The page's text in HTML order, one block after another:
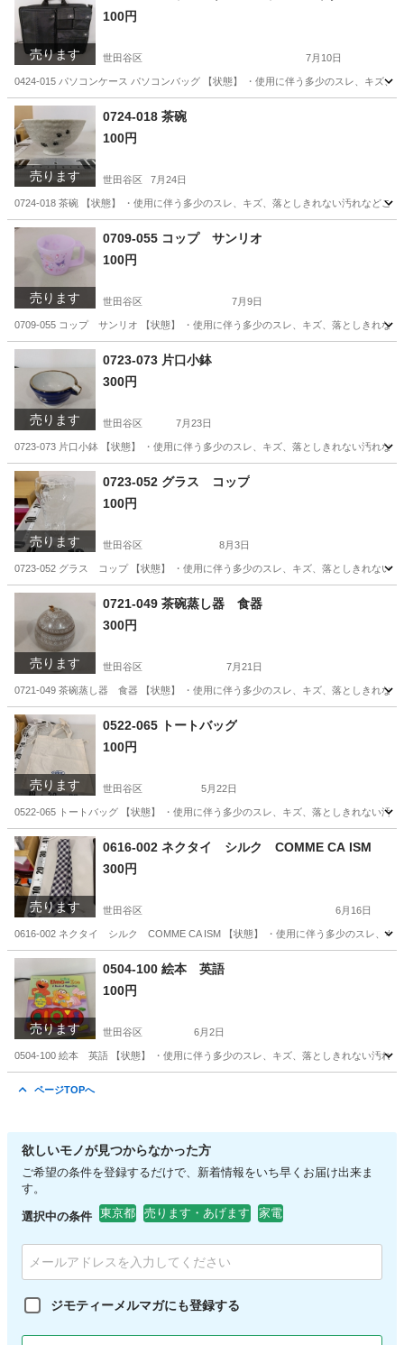
売ります
100円
世田谷区 7月10日
0424-015 パソコンケース パソコンバッグ 【状態】 ・使用に伴う多少のスレ、キズ
服/ファッション
売ります
0724-018 茶碗
100円
世田谷区 7月24日
0724-018 茶碗 【状態】 ・使用に伴う多少のスレ、キズ、落としきれない汚れなど
売ります
0709-055 コップ サンリオ
100円
世田谷区 7月9日
0709-055 コップ サンリオ 【状態】 ・使用に伴う多少のスレ、キズ、落としきれな
サンリオ
売ります
0723-073 片口小鉢
300円
世田谷区 7月23日
0723-073 片口小鉢 【状態】 ・使用に伴う多少のスレ、キズ、落としきれない汚れ
東京 世田谷区 片口
売ります
0723-052 グラス コップ
100円
世田谷区 8月3日
0723-052 グラス コップ 【状態】 ・使用に伴う多少のスレ、キズ、落としきれない
現地
売ります
0721-049 茶碗蒸し器 食器
300円
世田谷区 7月21日
0721-049 茶碗蒸し器 食器 【状態】 ・使用に伴う多少のスレ、キズ、落としきれな
東京 世田谷区 インテリア雑貨/小物
売ります
0522-065 トートバッグ
100円
世田谷区 5月22日
0522-065 トートバッグ 【状態】 ・使用に伴う多少のスレ、キズ、落としきれない
東京 世田谷区 現地
売ります
0616-002 ネクタイ シルク COMME CA ISM
300円
世田谷区 6月16日
0616-002 ネクタイ シルク COMME CA ISM 【状態】 ・使用に伴う多少のスレ、キ
現地
売ります
0504-100 絵本 英語
100円
世田谷区 6月2日
0504-100 絵本 英語 【状態】 ・使用に伴う多少のスレ、キズ、落としきれない汚れ
ページTOPへ
欲しいモノが見つからなかった方
ご希望の条件を登録するだけで、新着情報をいち早くお届け出来ま
す。
選択中の条件 東京都 売ります・あげます 家電
ジモティーメルマガにも登録する